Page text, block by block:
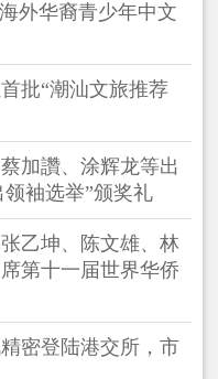
外华裔青少年中文
批“潮汕文旅推荐
加讚、涂辉龙等出
领袖选举”颁奖礼
乙坤、陈文雄、林
第十一届世界华侨
密登陆港交所，市